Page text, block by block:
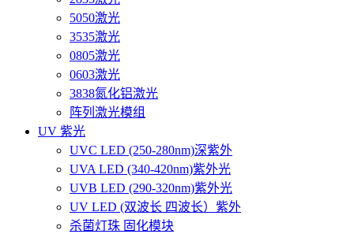
5050激光
3535激光
0805激光
0603激光
3838氮化铝激光
阵列激光模组
UV 紫光
UVC LED (250-280nm)深紫外
UVA LED (340-420nm)紫外光
UVB LED (290-320nm)紫外光
UV LED (双波长 四波长）紫外
杀菌灯珠 固化模块